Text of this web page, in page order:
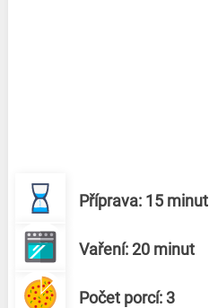
Příprava: 15 minut
Vaření: 20 minut
Počet porcí: 3